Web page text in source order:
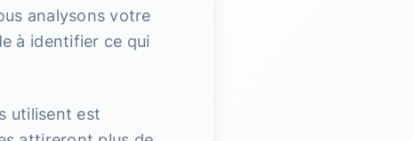
analysons votre
à identifier ce qui
utilisent est